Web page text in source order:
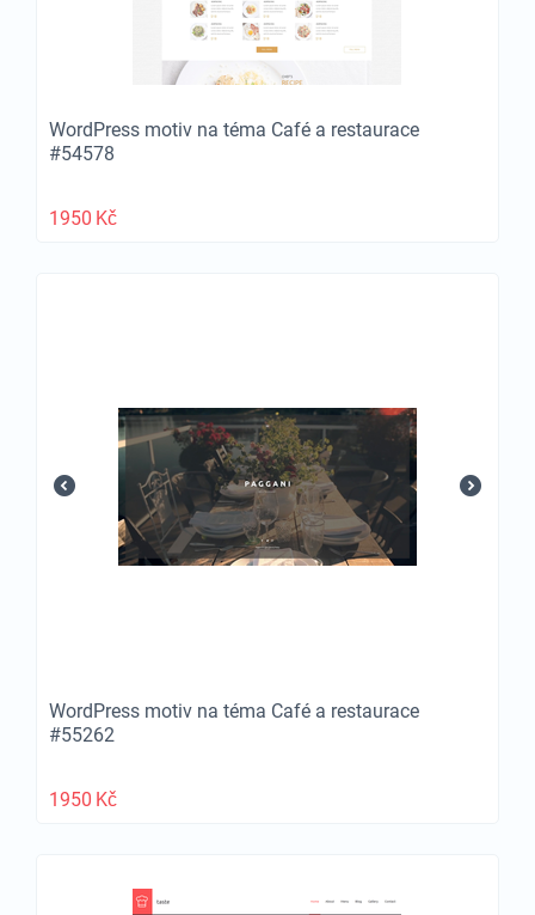
WordPress motiv na téma Café a restaurace
#54578
1950 Kč
WordPress motiv na téma Café a restaurace
#55262
1950 Kč